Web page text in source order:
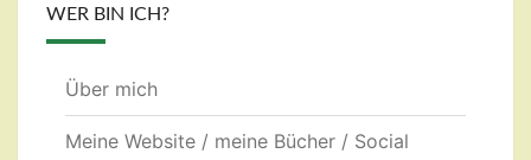
WER BIN ICH?
Über mich
Meine Website / meine Bücher / Social